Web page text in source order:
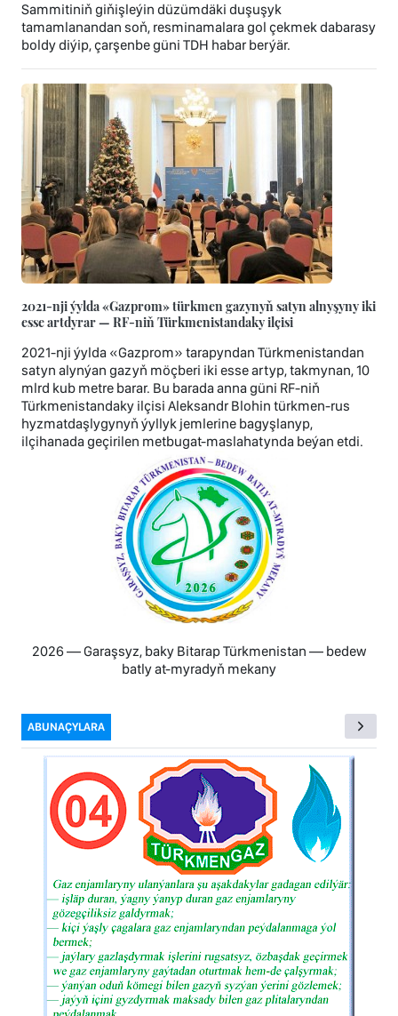
Sammitiniň giňişleýin düzümdäki duşuşyk
tamamlanandan soň, resminamalara gol çekmek dabarasy
boldy diýip, çarşenbe güni TDH habar berýär.
2021-nji ýylda «Gazprom» türkmen gazynyň satyn alnyşyny iki
esse artdyrar — RF-niň Türkmenistandaky ilçisi
2021-nji ýylda «Gazprom» tarapyndan Türkmenistandan
satyn alynýan gazyň möçberi iki esse artyp, takmynan, 10
mlrd kub metre barar. Bu barada anna güni RF-niň
Türkmenistandaky ilçisi Aleksandr Blohin türkmen-rus
hyzmatdaşlygynyň ýyllyk jemlerine bagyşlanyp,
ilçihanada geçirilen metbugat-maslahatynda beýan etdi.
2026 — Garaşsyz, baky Bitarap Türkmenistan — bedew
batly at-myradyň mekany
ABUNAÇYLARA